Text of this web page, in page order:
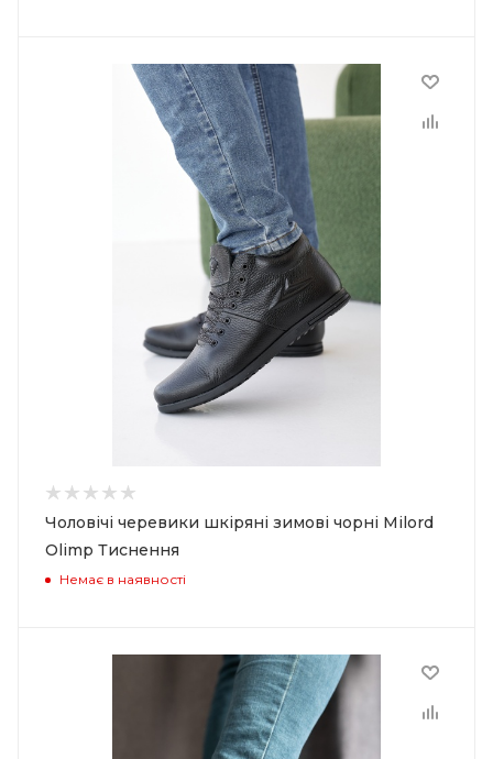
Чоловічі черевики шкіряні зимові чорні Milord
Olimp Тиснення
Немає в наявності